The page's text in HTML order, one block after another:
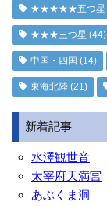
★★★★★五つ星
★★★三つ星 (44)
中国・四国 (14)
東海北陸 (21)
新着記事
水澤観世音
太宰府天満宮
あぶくま洞